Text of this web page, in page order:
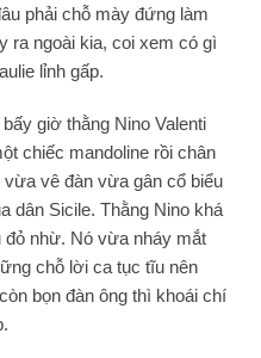
phải chỗ mày đứng làm
ra ngoài kia, coi xem có gì
lỉnh gấp.
giờ thằng Nino Valenti
chiếc mandoline rồi chân
vê đàn vừa gân cổ biểu
dân Sicile. Thằng Nino khá
nhừ. Nó vừa nháy mắt
chỗ lời ca tục tĩu nên
bọn đàn ông thì khoái chí